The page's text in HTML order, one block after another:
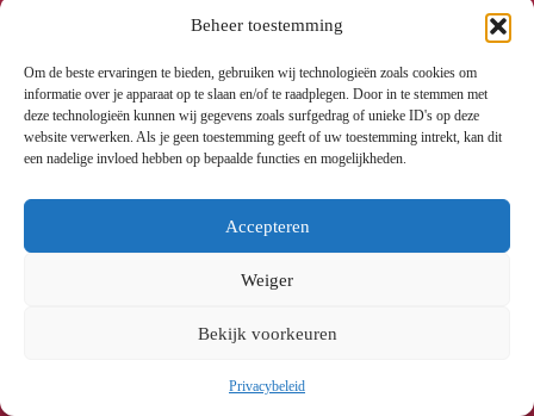
Beheer toestemming
Om de beste ervaringen te bieden, gebruiken wij technologieën zoals cookies om
informatie over je apparaat op te slaan en/of te raadplegen. Door in te stemmen met
deze technologieën kunnen wij gegevens zoals surfgedrag of unieke ID's op deze
website verwerken. Als je geen toestemming geeft of uw toestemming intrekt, kan dit
een nadelige invloed hebben op bepaalde functies en mogelijkheden.
Accepteren
Weiger
Bekijk voorkeuren
Privacybeleid
Handcreme Florentina Lavendel 75ml
€5.95
€4.92